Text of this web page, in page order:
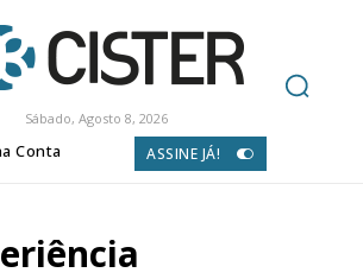
Sábado, Agosto 8, 2026
Conta ASSINE JÁ!